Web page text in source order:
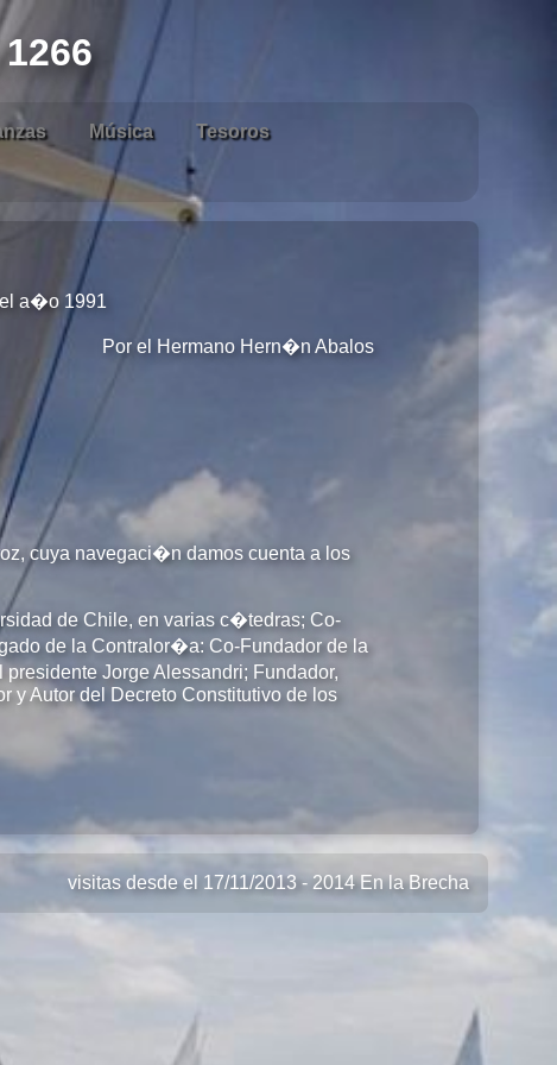
Música
Tesoros
a�o 1991
Por el Hermano Hern�n Abalos
cuya navegaci�n damos cuenta a los
de Chile, en varias c�tedras; Co-
de la Contralor�a: Co-Fundador de la
Jorge Alessandri; Fundador,
y Autor del Decreto Constitutivo de los
visitas desde el 17/11/2013 - 2014 En la Brecha